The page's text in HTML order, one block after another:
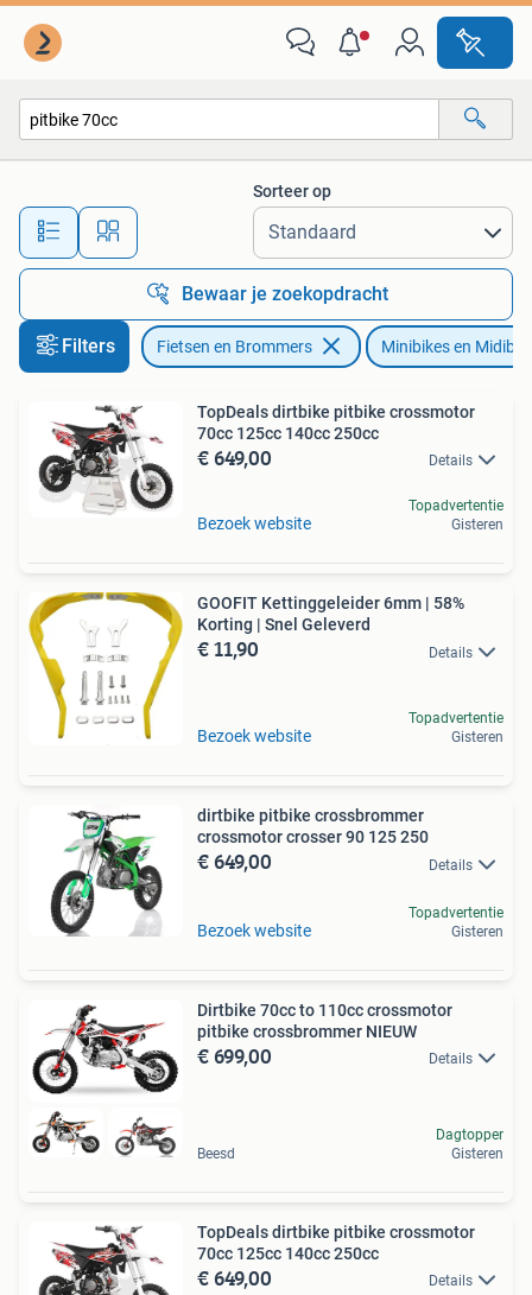
Alle afstanden…
Sorteer op
Bewaar je zoekopdracht
Filters Fietsen en Brommers Minibikes en
TopDeals dirtbike pitbike crossmotor
70cc 125cc 140cc 250cc
€ 649,00 Details
Bezoek website
Topadvertentie
Gisteren
GOOFIT Kettinggeleider 6mm | 58%
Korting | Snel Geleverd
€ 11,90 Details
Bezoek website
Topadvertentie
Gisteren
dirtbike pitbike crossbrommer
crossmotor crosser 90 125 250
€ 649,00 Details
Bezoek website
Topadvertentie
Gisteren
Dirtbike 70cc to 110cc crossmotor
pitbike crossbrommer NIEUW
€ 699,00 Details
Beesd
Dagtopper
Gisteren
TopDeals dirtbike pitbike crossmotor
70cc 125cc 140cc 250cc
€ 649,00 Details